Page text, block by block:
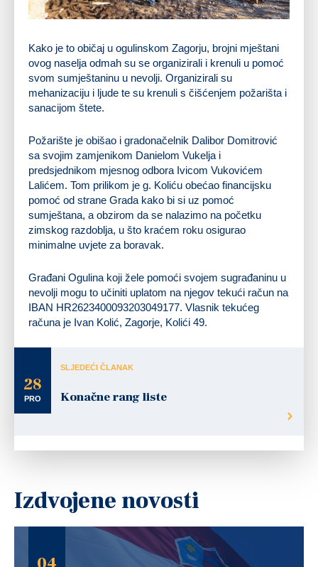
Kako je to običaj u ogulinskom Zagorju, brojni mještani
ovog naselja odmah su se organizirali i krenuli u pomoć
svom sumještaninu u nevolji. Organizirali su
mehanizaciju i ljude te su krenuli s čišćenjem požarišta i
sanacijom štete.
Požarište je obišao i gradonačelnik Dalibor Domitrović
sa svojim zamjenikom Danielom Vukelja i
predsjednikom mjesnog odbora Ivicom Vukovićem
Lalićem. Tom prilikom je g. Koliću obećao financijsku
pomoć od strane Grada kako bi si uz pomoć
sumještana, a obzirom da se nalazimo na početku
zimskog razdoblja, u što kraćem roku osigurao
minimalne uvjete za boravak.
Građani Ogulina koji žele pomoći svojem sugrađaninu u
nevolji mogu to učiniti uplatom na njegov tekući račun na
IBAN HR2623400093203049177. Vlasnik tekućeg
računa je Ivan Kolić, Zagorje, Kolići 49.
28
PRO
SLJEDEĆI ČLANAK
Konačne rang liste
Izdvojene novosti